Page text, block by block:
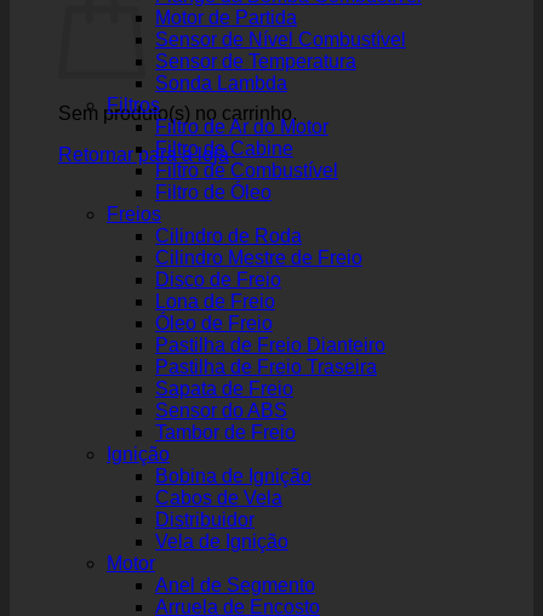
Sem produto(s) no carrinho.
Retornar para a loja
Motor de Partida
Sensor de Nível Combustível
Sensor de Temperatura
Sonda Lambda
Filtros
Filtro de Ar do Motor
Filtro de Cabine
Filtro de Combustível
Filtro de Óleo
Freios
Cilindro de Roda
Cilindro Mestre de Freio
Disco de Freio
Lona de Freio
Óleo de Freio
Pastilha de Freio Dianteiro
Pastilha de Freio Traseira
Sapata de Freio
Sensor do ABS
Tambor de Freio
Ignição
Bobina de Ignição
Cabos de Vela
Distribuidor
Vela de Ignição
Motor
Anel de Segmento
Arruela de Encosto